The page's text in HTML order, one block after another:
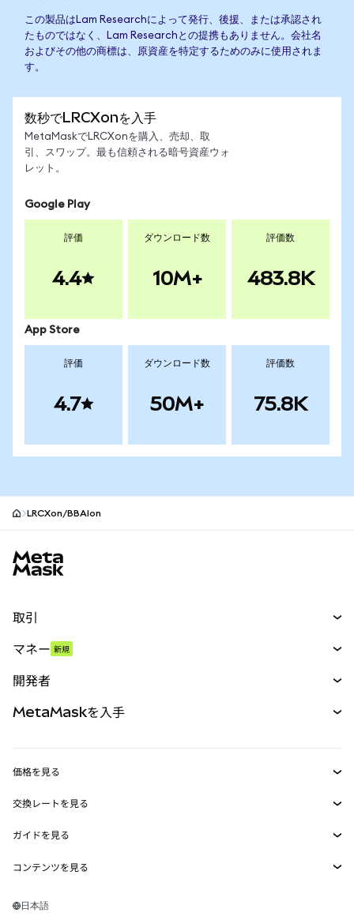
この製品はLam Researchによって発行、後援、または承認され
たものではなく、Lam Researchとの提携もありません。会社名
およびその他の商標は、原資産を特定するためのみに使用されま
す。
数秒でLRCXonを入手
MetaMaskでLRCXonを購入、売却、取
引、スワップ。最も信頼される暗号資産ウォ
レット。
Google Play
評価
4.4
ダウンロード数
10M+
評価数
483.8K
App Store
評価
4.7
ダウンロード数
50M+
評価数
75.8K
LRCXon/BBAIon
取引
パーペチュアル
RWA
マネー 新規
開発者
MetaMask Connect
Snaps
Web3サービス
MetaMaskを入手
セキュリティ
サポート
キャリア
価格を見る
イーサリアムの価格
Solanaの価格
Tetherの価格
交換レートを見る
ETH→USD
USDT→INR
BTC→INR
ガイドを見る
ETHの購入
コンテンツを見る
Solanaウォレット
日本語